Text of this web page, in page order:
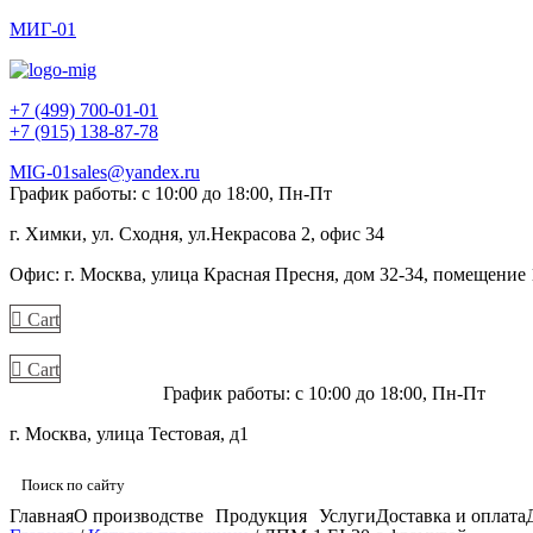
МИГ-01
+7 (499) 700-01-01
+7 (915) 138-87-78
MIG-01sales@yandex.ru
График работы: с 10:00 до 18:00, Пн-Пт
г. Химки, ул. Сходня, ул.Некрасова 2, офис 34
Офис: г. Москва, улица Красная Пресня, дом 32-34,
Cart
Cart
График работы: с 10:00 до 18:00, Пн-Пт
г. Москва, улица Тестовая, д1
ГлавнаяО производстве Продукция УслугиДоставка и оплата